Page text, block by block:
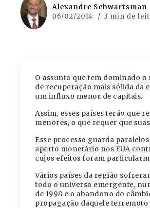
Alexandre Schwartsman
06/02/2014 3 min de
O assunto que tem dominado
de recuperação mais sólida da
um influxo menor de capitais.
Assim, esses países terão que
menores, o que requer que
Esse processo guarda
aperto monetário nos EUA
cujos efeitos foram
Vários países da região
todo o universo emergente,
de 1998 e o abandono do
propagação daquele